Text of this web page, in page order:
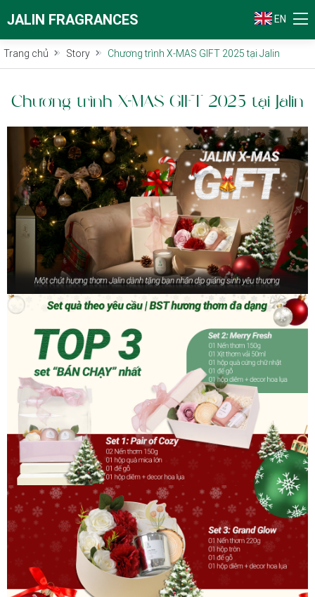
JALIN FRAGRANCES EN
Trang chủ Story Chương trình X-MAS GIFT 2025 tại Jalin
Chương trình X-MAS GIFT 2025 tại Jalin